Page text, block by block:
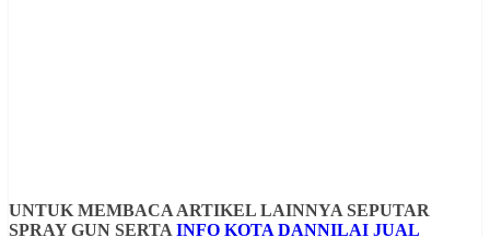
UNTUK MEMBACA ARTIKEL LAINNYA SEPUTAR
SPRAY GUN SERTA INFO KOTA DANNILAI JUAL